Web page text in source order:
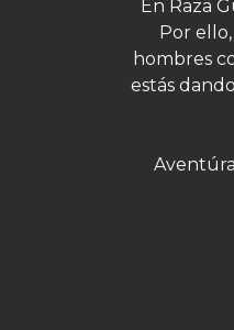
En Raza
Por
hombres
estás